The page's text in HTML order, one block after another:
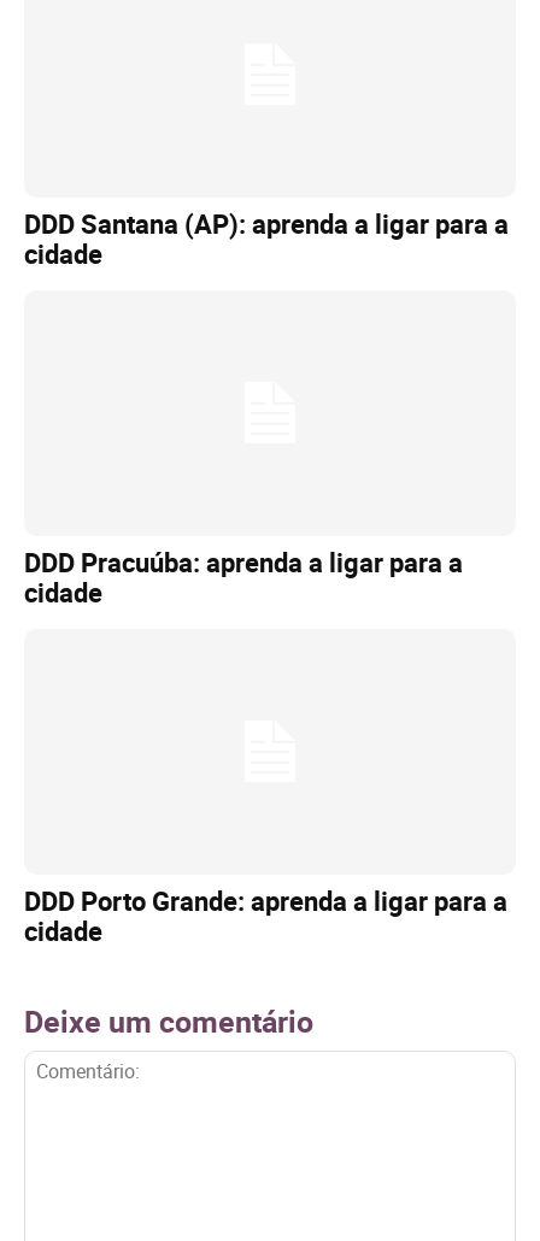
DDD Santana (AP): aprenda a ligar para a
cidade
DDD Pracuúba: aprenda a ligar para a
cidade
DDD Porto Grande: aprenda a ligar para a
cidade
Deixe um comentário